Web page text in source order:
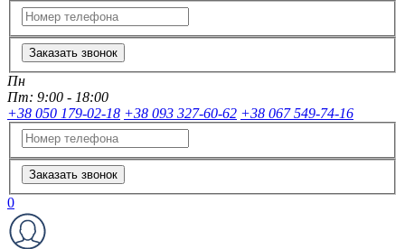
Заказать звонок
Пн
Пт: 9:00 - 18:00
+38 050 179-02-18 +38 093 327-60-62 +38 067 549-74-16
Заказать звонок
0